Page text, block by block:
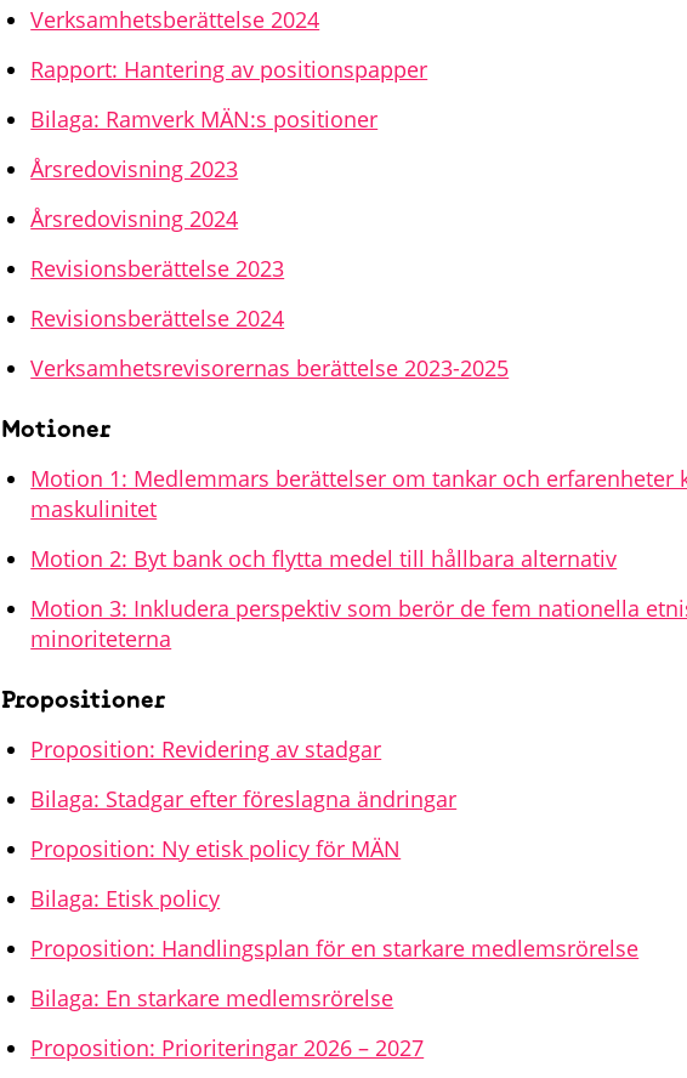
Verksamhetsberättelse 2024
Rapport: Hantering av positionspapper
Bilaga: Ramverk MÄN:s positioner
Årsredovisning 2023
Årsredovisning 2024
Revisionsberättelse 2023
Revisionsberättelse 2024
Verksamhetsrevisorernas berättelse 2023-2025
Motioner
Motion 1: Medlemmars berättelser om tankar och erfarenheter
maskulinitet
Motion 2: Byt bank och flytta medel till hållbara alternativ
Motion 3: Inkludera perspektiv som berör de fem nationella
minoriteterna
Propositioner
Proposition: Revidering av stadgar
Bilaga: Stadgar efter föreslagna ändringar
Proposition: Ny etisk policy för MÄN
Bilaga: Etisk policy
Proposition: Handlingsplan för en starkare medlemsrörelse
Bilaga: En starkare medlemsrörelse
Proposition: Prioriteringar 2026 – 2027